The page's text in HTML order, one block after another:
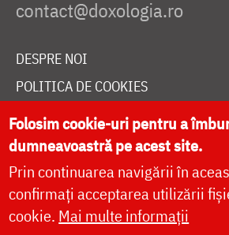
DESPRE NOI
POLITICA DE COOKIES
DONEAZĂ ONLINE PENTRU
LIVE
Folosim cookie-uri pentru a
dumneavoastră pe acest site.
Prin continuarea navigării în
confirmați acceptarea utilizării
cookie. Mai multe informații